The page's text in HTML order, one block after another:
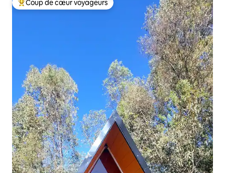
Coups de cœur voyageurs les plus appréciés
Coup de cœur voyageurs